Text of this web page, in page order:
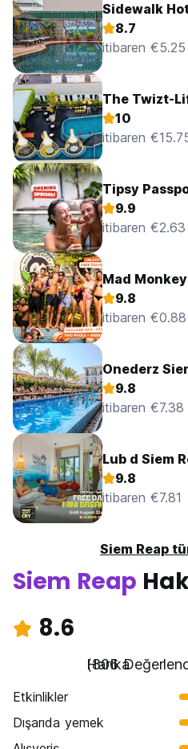
Sidewalk
8.7
itibaren €5.25
The Twizt-
10
itibaren
Tipsy
9.9
itibaren €2.63
Mad
9.8
itibaren €0.88
Onederz
9.8
itibaren €7.38
Lub d Siem
9.8
itibaren €7.81
Siem Reap
Siem Reap
8.6
Harika
(806
Etkinlikler
Dışarıda yemek